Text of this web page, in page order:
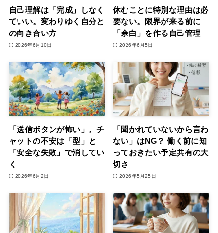
自己理解は「完成」しなく
ていい。変わりゆく自分と
の向き合い方
2026年6月10日
休むことに特別な理由は必
要ない。限界が来る前に
「余白」を作る自己管理
2026年6月5日
「送信ボタンが怖い」。チ
ャットの不安は「型」と
「安全な失敗」で消してい
く
2026年6月2日
「聞かれていないから言わ
ない」はNG？ 働く前に知
っておきたい予定共有の大
切さ
2026年5月25日